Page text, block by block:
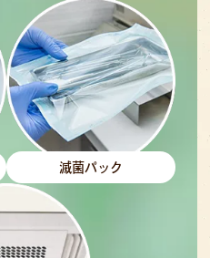
滅菌パック